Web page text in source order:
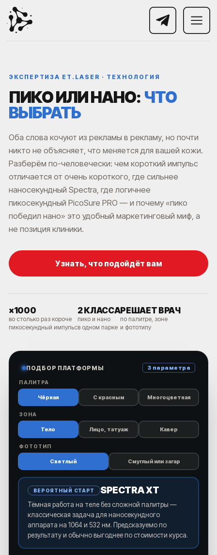
ЭКСПЕРТИЗА ET.LASER · ТЕХНОЛОГИЯ
ПИКО ИЛИ НАНО: ЧТО
ВЫБРАТЬ
Оба слова кочуют из рекламы в рекламу, но почти
никто не объясняет, что меняется для вашей кожи.
Разберём по-человечески: чем короткий импульс
отличается от очень короткого, где сильнее
наносекундный Spectra, где логичнее
пикосекундный PicoSure PRO — и почему «пико
победил нано» это удобный маркетинговый миф, а
не позиция клиники.
Узнать, что подойдёт вам
×1000
во столько раз короче
пикосекундный импульс
2 КЛАССА
пико и нано
в одном парке
РЕШАЕТ ВРАЧ
по палитре, зоне
и фототипу
ПОДБОР ПЛАТФОРМЫ 3 параметра
ПАЛИТРА
Чёрная С красным Многоцветная
ЗОНА
Тело Лицо, татуаж Кавер
ФОТОТИП
Светлый Смуглый или загар
ВЕРОЯТНЫЙ СТАРТ SPECTRA XT
Тёмная работа на теле без сложной палитры —
классическая задача для наносекундного
аппарата на 1064 и 532 нм. Предсказуемо по
результату и обычно выгоднее по стоимости курса.